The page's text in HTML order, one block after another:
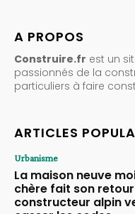
A PROPOS
Construire.fr est un
passionnés de la
particuliers à faire
ARTICLES
Urbanisme
La maison neuve
chère fait son
constructeur alpin